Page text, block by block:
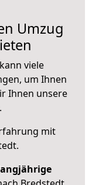
Umzug
viele
um Ihnen
Ihnen unsere
mit
.